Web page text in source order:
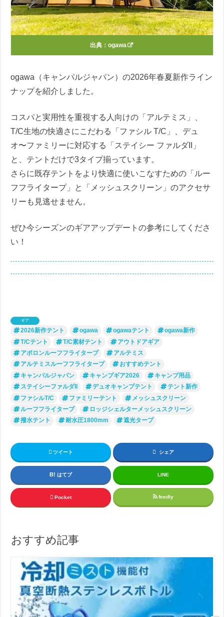
出典： ogawa
ogawa（キャンパルジャパン）の2026年春夏新作ライン
ナップを紹介しました。
コスパと実用性を重視する人向けの「アルテミス」、
T/C生地の快適さにこだわる「ファシル T/C」、デュ
オ〜ファミリーに対応する「ステイシー ファルダII」
と、テントだけで3タイプ揃っています。
さらに既存テントをより快適に使いこなすための「ルー
フフライタープ」と「メッシュスクリーン」のアクセサ
リーも見逃せません。
ぜひ今シーズンのギアアップデートの参考にしてくださ
い！
ギア
2026新作テント ogawa ogawaテント
ogawa新作
T/Cテント
T/C素材テント
アウトドアギア
アポロンルーフフライタープ
アルテミス
アルテミスルーフフライタープ
おすすめテント
キャンパルジャパン
キャンプギア2026
キャンプ用品
ステイシーファルダII
デュオキャンプテント
テント新作
ファシルT/C
ファミリーテント
メッシュスクリーン
ルーフフライタープ
ロッジシェルターメッシュスクリーン
撥水テント
耐水圧1800mm 遮光タープ
ツイート シェア
はてブ LINE
Pocket feedly
おすすめ記事